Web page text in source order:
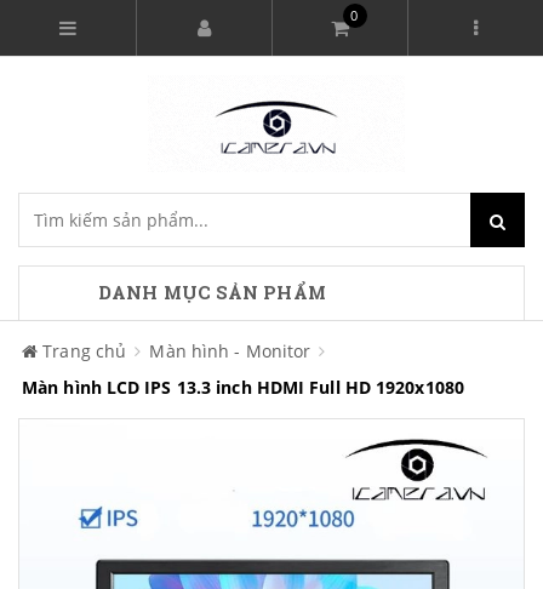
0
DANH MỤC SẢN PHẨM
Trang chủ
Màn hình - Monitor
Màn hình LCD IPS 13.3 inch HDMI Full HD 1920x1080